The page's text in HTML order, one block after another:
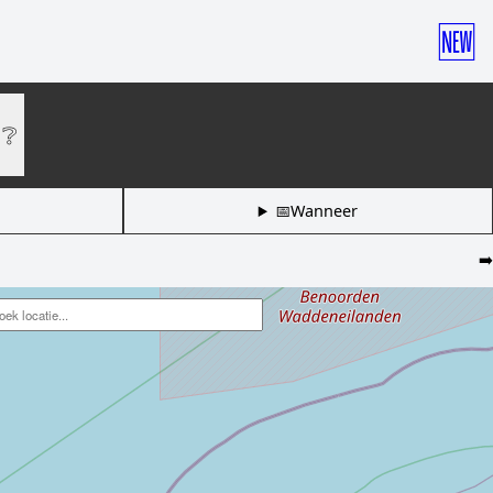
🆕
❔
📅Wanneer
➡️